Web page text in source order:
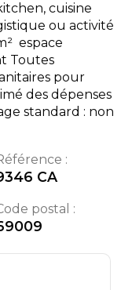
cuisine
ou activité
 espace
Toutes
pour
des dépenses
standard : non
:
CA
postal :